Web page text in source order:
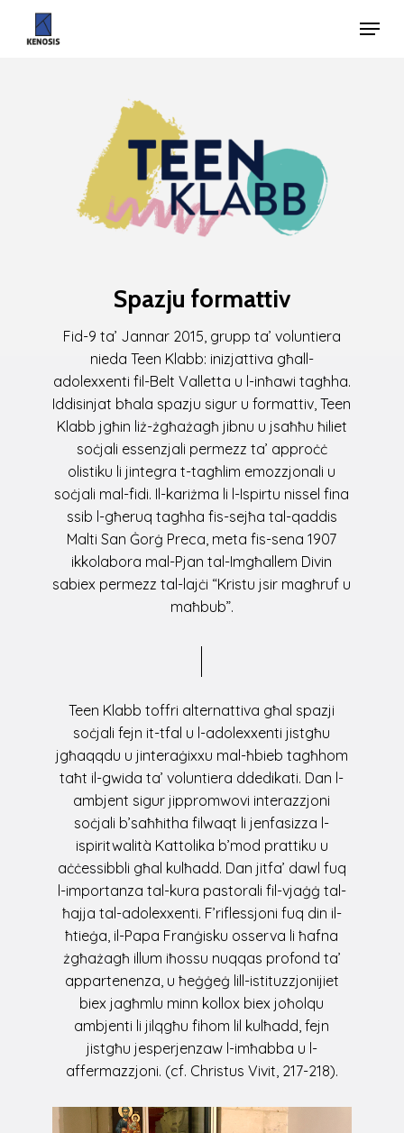
Menu
Spazju formattiv
Fid-9 ta’ Jannar 2015, grupp ta’ voluntiera
nieda Teen Klabb: inizjattiva għall-
adolexxenti fil-Belt Valletta u l-inħawi tagħha.
Iddisinjat bħala spazju sigur u formattiv, Teen
Klabb jgħin liż-żgħażagħ jibnu u jsaħħu ħiliet
soċjali essenzjali permezz ta’ approċċ
olistiku li jintegra t-tagħlim emozzjonali u
soċjali mal-fidi. Il-kariżma li l-Ispirtu nissel fina
ssib l-għeruq tagħha fis-sejħa tal-qaddis
Malti San Ġorġ Preca, meta fis-sena 1907
ikkolabora mal-Pjan tal-Imgħallem Divin
sabiex permezz tal-lajċi “Kristu jsir magħruf u
maħbub”.
Teen Klabb toffri alternattiva għal spazji
soċjali fejn it-tfal u l-adolexxenti jistgħu
jgħaqqdu u jinteraġixxu mal-ħbieb tagħhom
taħt il-gwida ta’ voluntiera ddedikati. Dan l-
ambjent sigur jippromwovi interazzjoni
soċjali b’saħħitha filwaqt li jenfasizza l-
ispiritwalità Kattolika b’mod prattiku u
aċċessibbli għal kulħadd. Dan jitfa’ dawl fuq
l-importanza tal-kura pastorali fil-vjaġġ tal-
ħajja tal-adolexxenti. F’riflessjoni fuq din il-
ħtieġa, il-Papa Franġisku osserva li ħafna
żgħażagħ illum iħossu nuqqas profond ta’
appartenenza, u ħeġġeġ lill-istituzzjonijiet
biex jagħmlu minn kollox biex joħolqu
ambjenti li jilqgħu fihom lil kulħadd, fejn
jistgħu jesperjenzaw l-imħabba u l-
affermazzjoni. (cf. Christus Vivit, 217-218).